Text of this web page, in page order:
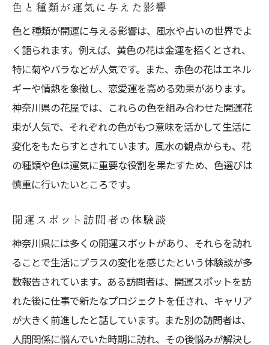
色と種類が運気に与えた影響
色と種類が開運に与える影響は、風水や占いの世界でよ
く語られます。例えば、黄色の花は金運を招くとされ、
特に菊やバラなどが人気です。また、赤色の花はエネル
ギーや情熱を象徴し、恋愛運を高める効果があります。
神奈川県の花屋では、これらの色を組み合わせた開運花
束が人気で、それぞれの色がもつ意味を活かして生活に
変化をもたらすとされています。風水の観点からも、花
の種類や色は運気に重要な役割を果たすため、色選びは
慎重に行いたいところです。
開運スポット訪問者の体験談
神奈川県には多くの開運スポットがあり、それらを訪れ
ることで生活にプラスの変化を感じたという体験談が多
数報告されています。ある訪問者は、開運スポットを訪
れた後に仕事で新たなプロジェクトを任され、キャリア
が大きく前進したと話しています。また別の訪問者は、
人間関係に悩んでいた時期に訪れ、その後悩みが解決し